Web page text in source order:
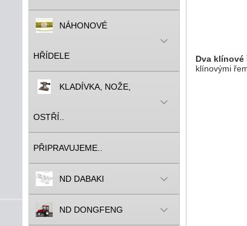
NÁHONOVÉ
HŘÍDELE
KLADÍVKA, NOŽE,
OSTŘÍ..
PŘIPRAVUJEME..
ND DABAKI
ND DONGFENG
Dva klínové
klínovými